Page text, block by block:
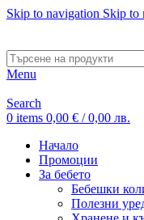
Skip to navigation Skip to
Menu
Search
0 items 0,00 € / 0,00 лв.
Начало
Промоции
За бебето
Бебешки
Полезни